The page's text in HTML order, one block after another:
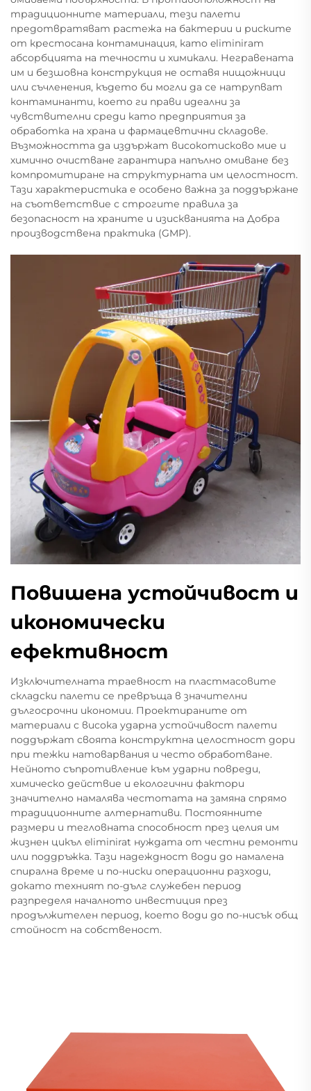
традиционните материали, тези палети
предотвратяват растежа на бактерии и риските
от крестосана контаминация, като eliminirат
абсорбцията на течности и химикали. Негравената
им и безшовна конструкция не оставя нищожници
или съчленения, където би могли да се натрупват
контаминанти, което ги прави идеални за
чувствителни среди като предприятия за
обработка на храна и фармацевтични складове.
Възможността да издържат високотисково мие и
химично очистване гарантира напълно омиване без
компромитиране на структурната им целостност.
Тази характеристика е особено важна за поддържане
на съответствие с строгите правила за
безопасност на храните и изискванията на Добра
производствена практика (GMP).
Повишена устойчивост и
икономически
ефективност
Изключителната траевност на пластмасовите
складски палети се превръща в значителни
дългосрочни икономии. Проектираните от
материали с висока ударна устойчивост палети
поддържат своята конструктна целостност дори
при тежки натоварвания и често обработване.
Нейното съпротивление към ударни повреди,
химическо действие и екологични фактори
значително намалява честотата на замяна спрямо
традиционните алтернативи. Постоянните
размери и тегловната способност през целия им
жизнен цикъл eliminirat нуждата от честни ремонти
или поддръжка. Тази надеждност води до намалена
спирална време и по-ниски операционни разходи,
докато техният по-дълг служебен период
разпределя началното инвестиция през
продължителен период, което води до по-нисък общ
стойност на собственост.